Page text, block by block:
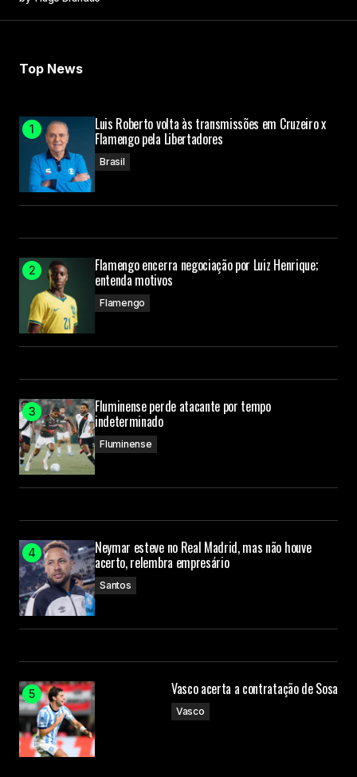
Top News
Luis Roberto volta às transmissões em Cruzeiro x
Flamengo pela Libertadores
Brasil
Flamengo encerra negociação por Luiz Henrique;
entenda motivos
Flamengo
Fluminense perde atacante por tempo
indeterminado
Fluminense
Neymar esteve no Real Madrid, mas não houve
acerto, relembra empresário
Santos
Vasco acerta a contratação de Sosa
Vasco